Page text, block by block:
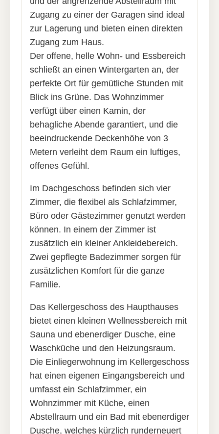
Zugang zu einer der Garagen sind ideal
zur Lagerung und bieten einen direkten
Zugang zum Haus.
Der offene, helle Wohn- und Essbereich
schließt an einen Wintergarten an, der
perfekte Ort für gemütliche Stunden mit
Blick ins Grüne. Das Wohnzimmer
verfügt über einen Kamin, der
behagliche Abende garantiert, und die
beeindruckende Deckenhöhe von 3
Metern verleiht dem Raum ein luftiges,
offenes Gefühl.
Im Dachgeschoss befinden sich vier
Zimmer, die flexibel als Schlafzimmer,
Büro oder Gästezimmer genutzt werden
können. In einem der Zimmer ist
zusätzlich ein kleiner Ankleidebereich.
Zwei gepflegte Badezimmer sorgen für
zusätzlichen Komfort für die ganze
Familie.
Das Kellergeschoss des Haupthauses
bietet einen kleinen Wellnessbereich mit
Sauna und ebenerdiger Dusche, eine
Waschküche und den Heizungsraum.
Die Einliegerwohnung im Kellergeschoss
hat einen eigenen Eingangsbereich und
umfasst ein Schlafzimmer, ein
Wohnzimmer mit Küche, einen
Abstellraum und ein Bad mit ebenerdiger
Dusche, welches kürzlich runderneuert